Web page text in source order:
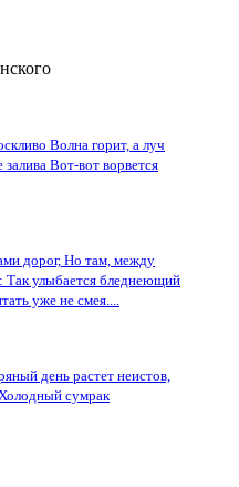
Волна горит, а луч
Вот-вот ворвется
дорог, Но там, между
Так улыбается бледнеющий
уже не смея....
день растет неистов,
сумрак